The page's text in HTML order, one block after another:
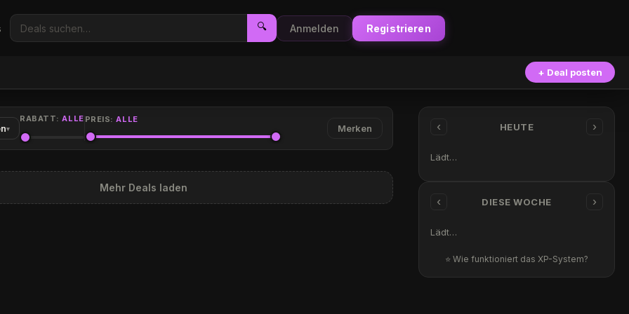
🔍 Anmelden Registrieren
+ Deal posten
▾
RABATT:ALLE PREIS:ALLE
Merken
Mehr Deals laden
‹ HEUTE ›
Lädt…
‹ DIESE WOCHE ›
Lädt…
⭐ Wie funktioniert das XP-System?